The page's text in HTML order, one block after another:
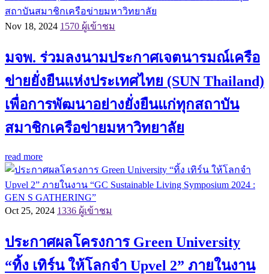
Nov 18, 2024 1570 ผู้เข้าชม
มจพ. ร่วมลงนามประกาศเจตนารมณ์เครือ
ข่ายยั่งยืนแห่งประเทศไทย (SUN Thailand)
เพื่อการพัฒนาอย่างยั่งยืนแก่ทุกสถาบัน
สมาชิกเครือข่ายมหาวิทยาลัย
read more
Oct 25, 2024 1336 ผู้เข้าชม
ประกาศผลโครงการ Green University
“ทิ้ง เทิร์น ให้โลกจำ Upvel 2” ภายในงาน